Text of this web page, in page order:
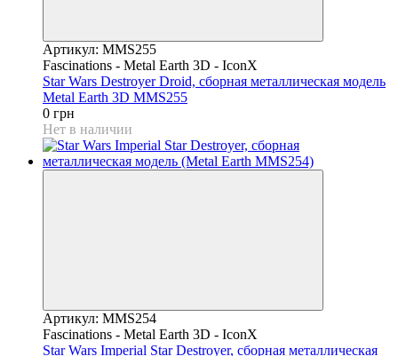
Артикул: MMS255
Fascinations - Metal Earth 3D - IconX
Star Wars Destroyer Droid, сборная металлическая модель
Metal Earth 3D MMS255
0 грн
Нет в наличии
Артикул: MMS254
Fascinations - Metal Earth 3D - IconX
Star Wars Imperial Star Destroyer, сборная металлическая